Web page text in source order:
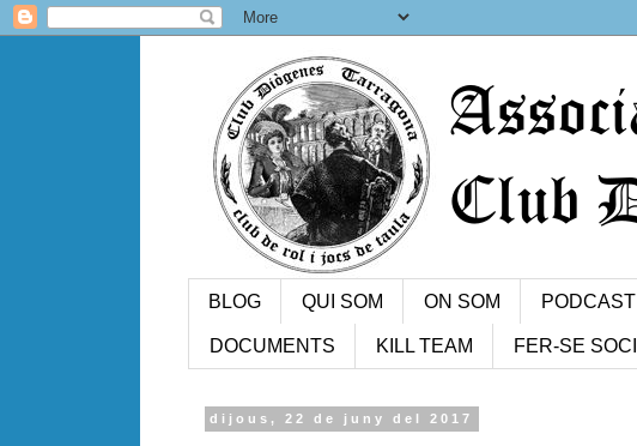
BLOG QUI SOM ON SOM PODCAST
DOCUMENTS KILL TEAM FER-SE SOCI
dijous, 22 de juny del 2017